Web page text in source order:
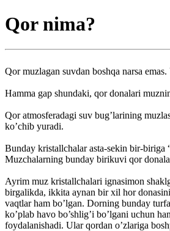
Qor nima?
Qor muzlagan suvdan boshqa narsa
Hamma gap shundaki, qor donalari
Qor atmosferadagi suv bug’larining
ko’chib yuradi.
Bunday kristallchalar asta-sekin bir-biriga
Muzchalarning bunday birikuvi qor
Ayrim muz kristallchalari ignasimon
birgalikda, ikkita aynan bir xil hor
vaqtlar ham bo’lgan. Dorning bunday
ko’plab havo bo’shlig’i bo’lgani uchun
foydalanishadi. Ular qordan o’zlariga